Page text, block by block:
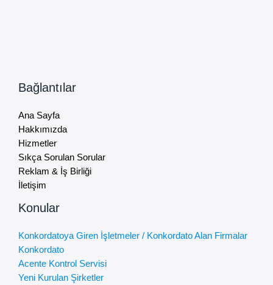
Bağlantılar
Ana Sayfa
Hakkımızda
Hizmetler
Sıkça Sorulan Sorular
Reklam & İş Birliği
İletişim
Konular
Konkordatoya Giren İşletmeler / Konkordato Alan Firmalar
Konkordato
Acente Kontrol Servisi
Yeni Kurulan Şirketler